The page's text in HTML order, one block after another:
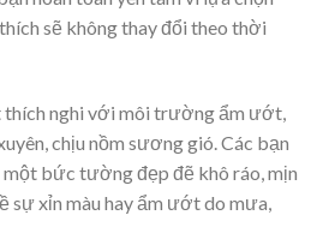
sẽ không thay đổi theo thời
nghi với môi trường ẩm ướt,
chịu nồm sương gió. Các bạn
bức tường đẹp đẽ khô ráo, mịn
sự xỉn màu hay ẩm ướt do mưa,